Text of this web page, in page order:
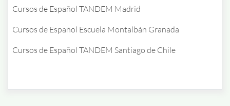
Cursos de Español TANDEM Madrid
Cursos de Español Escuela Montalbán Granada
Cursos de Español TANDEM Santiago de Chile